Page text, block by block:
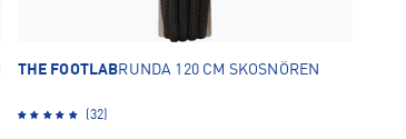
THE FOOTLABRUNDA 120 CM SKOSNÖREN
(32)